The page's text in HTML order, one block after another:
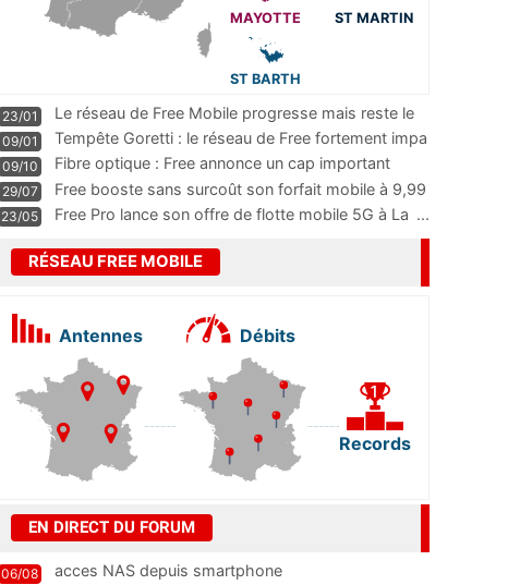
MAYOTTE ST MARTIN
ST BARTH
23/01
Le réseau de Free Mobile progresse mais reste le
m
...
09/01
Tempête Goretti : le réseau de Free fortement impa
09/10
Fibre optique : Free annonce un cap important
pass
...
29/07
Free booste sans surcoût son forfait mobile à 9,99
23/05 Free Pro lance son offre de flotte mobile 5G à La ...
RÉSEAU FREE MOBILE
Antennes Débits
Records
EN DIRECT DU FORUM
06/08 acces NAS depuis smartphone